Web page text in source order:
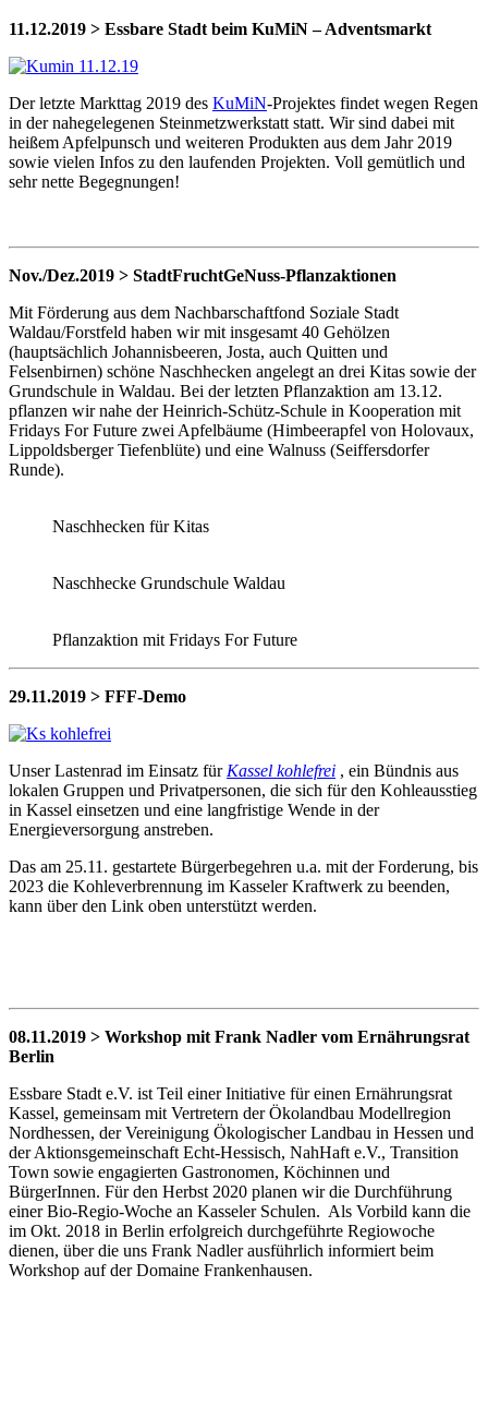
11.12.2019 > Essbare Stadt beim KuMiN – Adventsmarkt
Der letzte Markttag 2019 des KuMiN-Projektes findet wegen Regen
in der nahegelegenen Steinmetzwerkstatt statt. Wir sind dabei mit
heißem Apfelpunsch und weiteren Produkten aus dem Jahr 2019
sowie vielen Infos zu den laufenden Projekten. Voll gemütlich und
sehr nette Begegnungen!
Nov./Dez.2019 > StadtFruchtGeNuss-Pflanzaktionen
Mit Förderung aus dem Nachbarschaftfond Soziale Stadt
Waldau/Forstfeld haben wir mit insgesamt 40 Gehölzen
(hauptsächlich Johannisbeeren, Josta, auch Quitten und
Felsenbirnen) schöne Naschhecken angelegt an drei Kitas sowie der
Grundschule in Waldau. Bei der letzten Pflanzaktion am 13.12.
pflanzen wir nahe der Heinrich-Schütz-Schule in Kooperation mit
Fridays For Future zwei Apfelbäume (Himbeerapfel von Holovaux,
Lippoldsberger Tiefenblüte) und eine Walnuss (Seiffersdorfer
Runde).
Naschhecken für Kitas
Naschhecke Grundschule Waldau
Pflanzaktion mit Fridays For Future
29.11.2019 > FFF-Demo
Unser Lastenrad im Einsatz für Kassel kohlefrei , ein Bündnis aus
lokalen Gruppen und Privatpersonen, die sich für den Kohleausstieg
in Kassel einsetzen und eine langfristige Wende in der
Energieversorgung anstreben.
Das am 25.11. gestartete Bürgerbegehren u.a. mit der Forderung, bis
2023 die Kohleverbrennung im Kasseler Kraftwerk zu beenden,
kann über den Link oben unterstützt werden.
08.11.2019 > Workshop mit Frank Nadler vom Ernährungsrat
Berlin
Essbare Stadt e.V. ist Teil einer Initiative für einen Ernährungsrat
Kassel, gemeinsam mit Vertretern der Ökolandbau Modellregion
Nordhessen, der Vereinigung Ökologischer Landbau in Hessen und
der Aktionsgemeinschaft Echt-Hessisch, NahHaft e.V., Transition
Town sowie engagierten Gastronomen, Köchinnen und
BürgerInnen. Für den Herbst 2020 planen wir die Durchführung
einer Bio-Regio-Woche an Kasseler Schulen. Als Vorbild kann die
im Okt. 2018 in Berlin erfolgreich durchgeführte Regiowoche
dienen, über die uns Frank Nadler ausführlich informiert beim
Workshop auf der Domaine Frankenhausen.